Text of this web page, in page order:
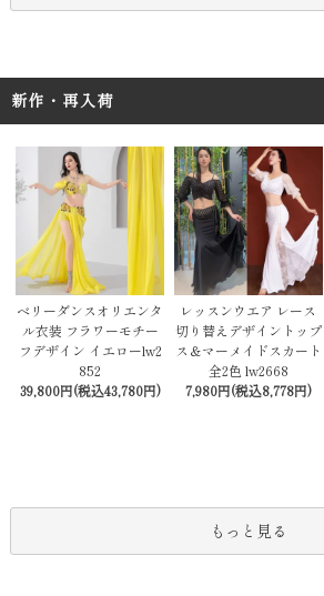
新作・再入荷
ベリーダンスオリエンタ
ル衣装 フラワーモチー
フデザイン イエローlw2
852
39,800円(税込43,780円)
レッスンウエア レース
切り替えデザイントップ
ス＆マーメイドスカート
全2色 lw2668
7,980円(税込8,778円)
もっと見る